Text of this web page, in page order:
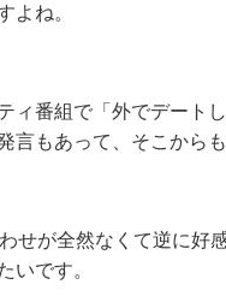
よね。
ィ番組で「外でデート
言もあって、そこから
せが全然なくて逆に好
いです。